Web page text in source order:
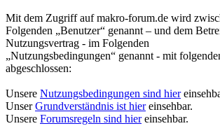
Mit dem Zugriff auf makro-forum.de wird
Folgenden „Benutzer“ genannt – und dem
Nutzungsvertrag - im Folgenden
„Nutzungsbedingungen“ genannt - mit
abgeschlossen:
Unsere Nutzungsbedingungen sind hier
UnserGrundverständnis ist hiereinsehbar.
Unsere Forumsregeln sind hiereinsehbar.